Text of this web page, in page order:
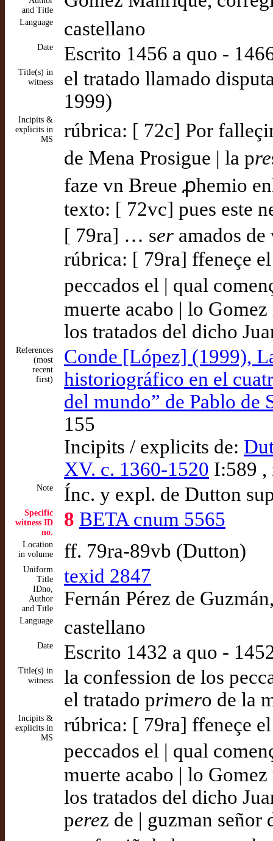
and Title
Language castellano
Date Escrito 1456 a quo -
Title(s) in
witness
el tratado llamado
1999)
Incipits &
explicits in
MS
rúbrica: [ 72c] Por
de Mena Prosigue | la pre
faze vn Breue ꝓhemio
texto: [ 72vc] pues este
[ 79ra] … ser amados de
rúbrica: [ 79ra] ffeneçe
peccados el | qual
muerte acabo | lo
los tratados del dicho
References
(most
recent
first)
Conde [López] (1999),
historiográfico en el
del mundo” de Pablo
155
Incipits / explicits de:
XV. c. 1360-1520 I:589
Note Ínc. y expl. de Dutton
Specific
witness ID
no.
8 BETA cnum 5565
Location
in volume
ff. 79ra-89vb (Dutton)
Uniform
Title
IDno,
Author
and Title
texid 2847
Fernán Pérez de
Language castellano
Date Escrito 1432 a quo -
Title(s) in
witness
la confession de los
el tratado primero de la
Incipits &
explicits in
MS
rúbrica: [ 79ra] ffeneçe
peccados el | qual
muerte acabo | lo
los tratados del dicho
perez de | guzman señor